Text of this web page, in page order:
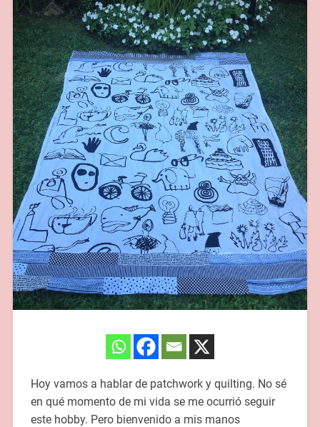
Hoy vamos a hablar de patchwork y quilting. No sé
en qué momento de mi vida se me ocurrió seguir
este hobby. Pero bienvenido a mis manos